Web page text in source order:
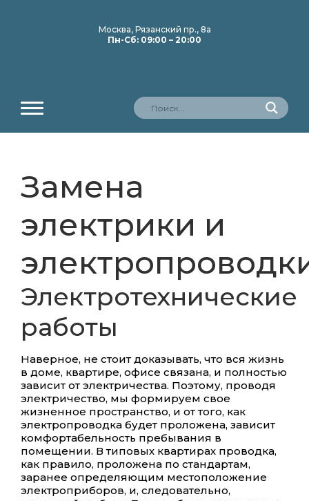
Москва, Рязанский пр., 8а
Пн-Сб: 09:00 – 20:00
Замена
электрики и
Электротехнические
работы
Наверное, не стоит доказывать, что вся жизнь
в доме, квартире, офисе связана, и полностью
зависит от электричества. Поэтому, проводя
электричество, мы формируем свое
жизненное пространство, и от того, как
электропроводка будет проложена, зависит
комфортабельность пребывания в
помещении. В типовых квартирах проводка,
как правило, проложена по стандартам,
заранее определяющим местоположение
электроприборов, и, следовательно,